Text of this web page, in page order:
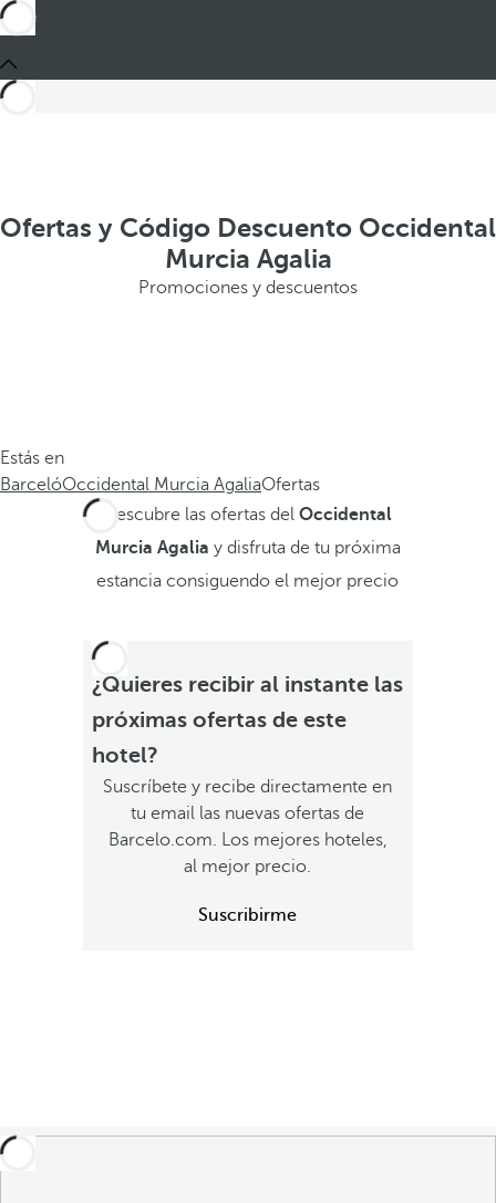
Ofertas y Código Descuento Occidental
Murcia Agalia
Promociones y descuentos
Estás en
BarcelóOccidental Murcia AgaliaOfertas
Descubre las ofertas delOccidental
Murcia Agalia y disfruta de tu próxima
estancia consiguendo el mejor precio
¿Quieres recibir al instante las
próximas ofertas de este
hotel?
Suscríbete y recibe directamente en
tu email las nuevas ofertas de
Barcelo.com. Los mejores hoteles,
al mejor precio.
Suscribirme